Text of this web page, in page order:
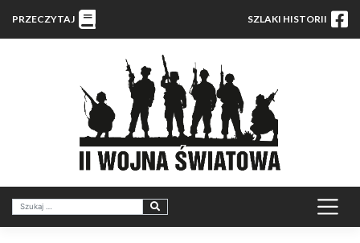
PRZECZYTAJ SZLAKI HISTORII